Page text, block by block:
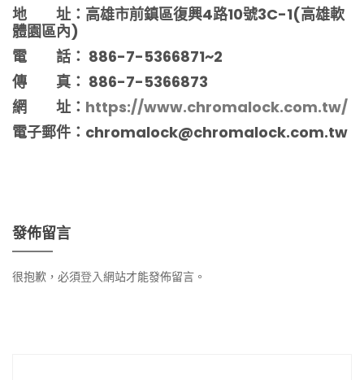
地 址：高雄市前鎮區復興4路10號3C-1(高雄軟
體園區內)
電 話： 886-7-5366871~2
傳 真： 886-7-5366873
網 址： https://www.chromalock.com.tw/
電子郵件： chromalock@chromalock.com.tw
發佈留言
很抱歉，必須登入網站才能發佈留言。